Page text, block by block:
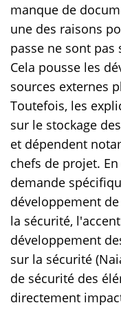
manque de
une des raisons
passe ne sont pas
Cela pousse les
sources externes
Toutefois, les
sur le stockage
et dépendent
chefs de projet. En
demande
développement
la sécurité,
développement
sur la sécurité
de sécurité des
directement